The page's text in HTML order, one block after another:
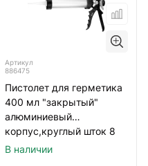
Артикул
886475
Пистолет для герметика
400 мл "закрытый"
алюминиевый
корпус,круглый шток 8
мм Sparta
В наличии